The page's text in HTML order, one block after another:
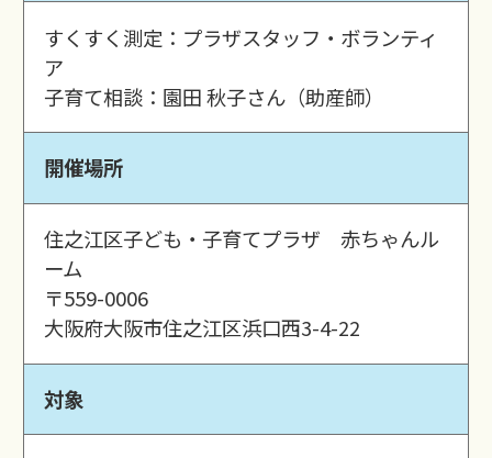
すくすく測定：プラザスタッフ・ボランティ
ア
子育て相談：園田 秋子さん（助産師）
開催場所
住之江区子ども・子育てプラザ 赤ちゃんル
ーム
〒559-0006
大阪府大阪市住之江区浜口西3-4-22
対象